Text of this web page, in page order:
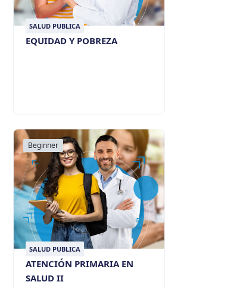
SALUD PUBLICA
EQUIDAD Y POBREZA
Beginner
SALUD PUBLICA
ATENCIÓN PRIMARIA EN
SALUD II